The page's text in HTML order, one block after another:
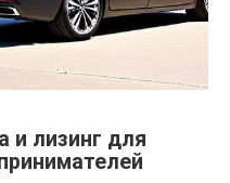
и лизинг для